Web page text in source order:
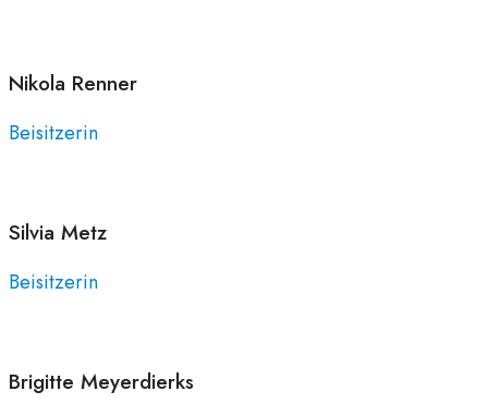
Nikola Renner
Beisitzerin
Silvia Metz
Beisitzerin
Brigitte Meyerdierks